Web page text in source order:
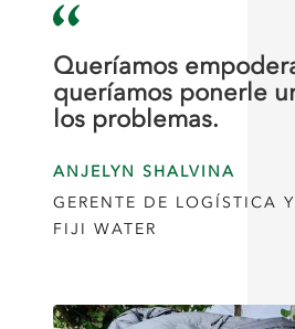
Queríamos
queríamos ponerle
los problemas.
ANJELYN SHALVINA
GERENTE DE LOGÍSTICA
FIJI WATER